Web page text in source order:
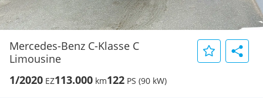
Mercedes-Benz C-Klasse C
Limousine
1/2020 EZ113.000 km122 PS (90 kW)